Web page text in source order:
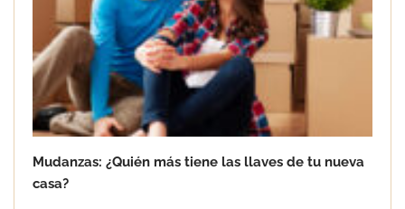
Mudanzas: ¿Quién más tiene las llaves de tu nueva
casa?